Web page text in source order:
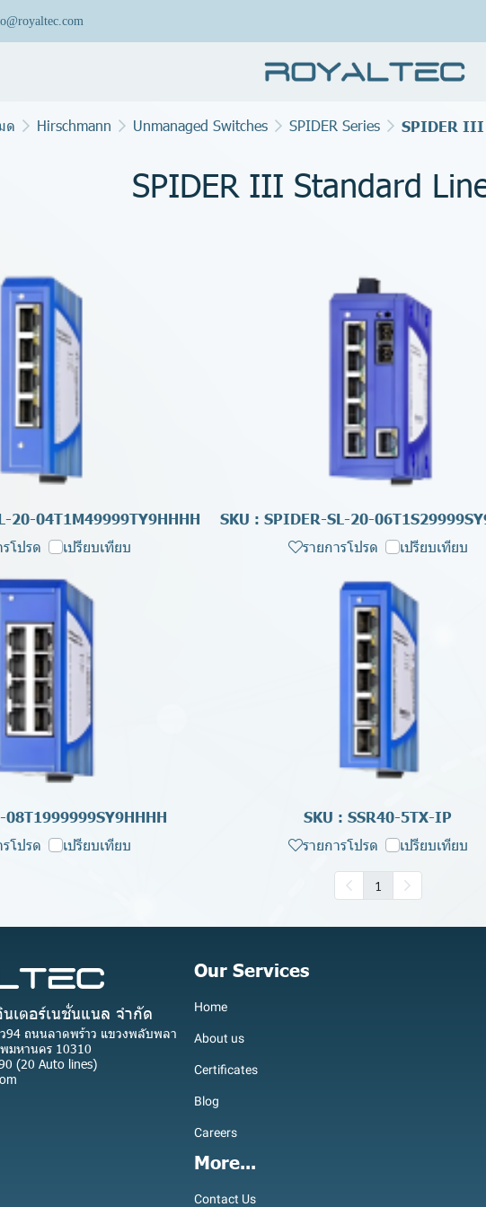
ด Hirschmann Unmanaged Switches SPIDER Series SPIDER
SPIDER III Standard
20-04T1M49999TY9HHHH
โปรด เปรียบเทียบ
SKU : SPIDER-SL-20-
รายการโปรด เปรียบเทียบ
08T1999999SY9HHHH
โปรด เปรียบเทียบ
SKU : SSR40-5TX-IP
รายการโปรด เปรียบเทียบ
1
เตอร์เนชั่นแนล จำกัด
94 ถนนลาดพร้าว แขวงพลับพลา
มหานคร 10310
(20 Auto lines)
Our Services
Home
About us
Certificates
Blog
Careers
More...
Contact Us